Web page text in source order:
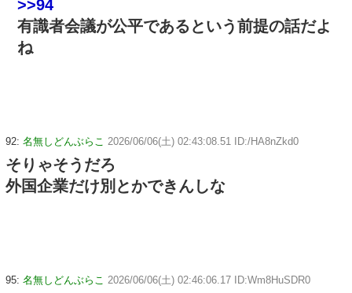
>>94
有識者会議が公平であるという前提の話だよ
ね
92: 名無しどんぶらこ 2026/06/06(土) 02:43:08.51 ID:/HA8nZkd0
そりゃそうだろ
外国企業だけ別とかできんしな
95: 名無しどんぶらこ 2026/06/06(土) 02:46:06.17 ID:Wm8HuSDR0